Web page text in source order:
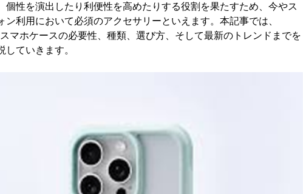
個性を演出したり利便性を高めたりする役割を果たすため、今やス
ン利用において必須のアクセサリーといえます。本記事では、
マホケースの必要性、種類、選び方、そして最新のトレンドまでを
していきます。